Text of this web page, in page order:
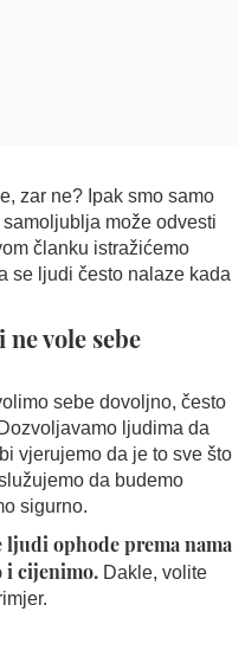
zar ne? Ipak smo samo
može odvesti
članku istražićemo
se ljudi često nalaze kada
vole sebe
sebe dovoljno, često
ljudima da
vjerujemo da je to sve što
da budemo
sigurno.
ljudi ophode prema nama
i cijenimo. Dakle, volite